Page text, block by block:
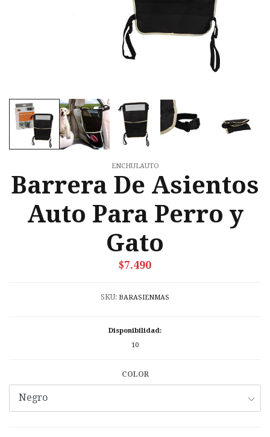
ENCHULAUTO
Barrera De Asientos
Auto Para Perro y
Gato
$7.490
SKU: BARASIENMAS
Disponibilidad:
10
COLOR